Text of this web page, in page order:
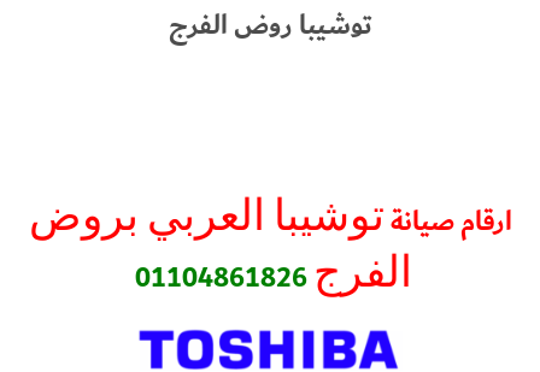
توشيبا روض الفرج
ارقام صيانةتوشيبا العربي بروض
الفرج01104861826